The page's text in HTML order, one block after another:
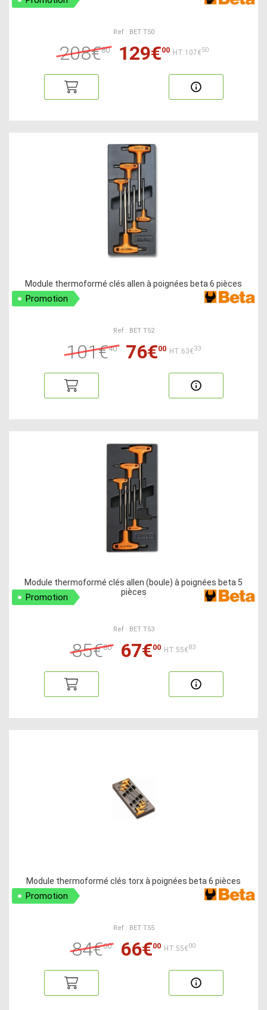
Ref : BET T50
208€80 129€00 HT:107€50
Module thermoformé clés allen à poignées beta 6 pièces
Promotion
Ref : BET T52
101€40 76€00 HT:63€33
Module thermoformé clés allen (boule) à poignées beta 5
pièces
Promotion
Ref : BET T53
85€80 67€00 HT:55€83
Module thermoformé clés torx à poignées beta 6 pièces
Promotion
Ref : BET T55
84€60 66€00 HT:55€00